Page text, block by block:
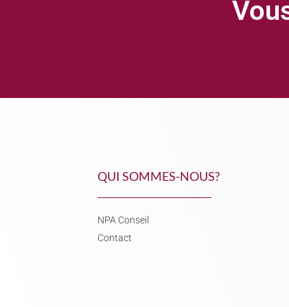
QUI SOMMES-NOUS?
NPA Conseil
Contact